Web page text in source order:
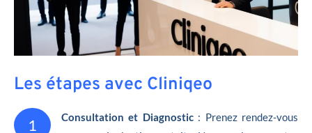
Les étapes avec Cliniqeo
1 Consultation et Diagnostic: Prenez rendez-vous